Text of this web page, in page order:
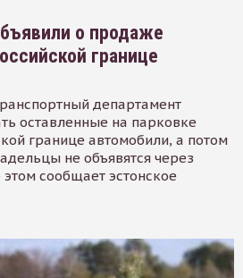
о продаже
границе
департамент
оставленные на парковке
границе автомобили, а потом
не объявятся через
сообщает эстонское